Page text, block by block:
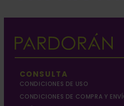
CONSULTA
CONDICIONES DE USO
CONDICIONES DE COMPRA Y